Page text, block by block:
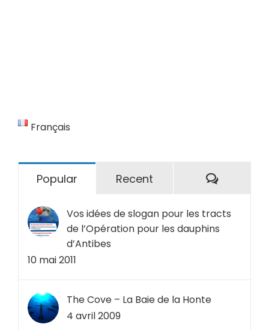
Français
Popular Recent
Vos idées de slogan pour les tracts
de l’Opération pour les dauphins
d’Antibes
10 mai 2011
The Cove – La Baie de la Honte
4 avril 2009